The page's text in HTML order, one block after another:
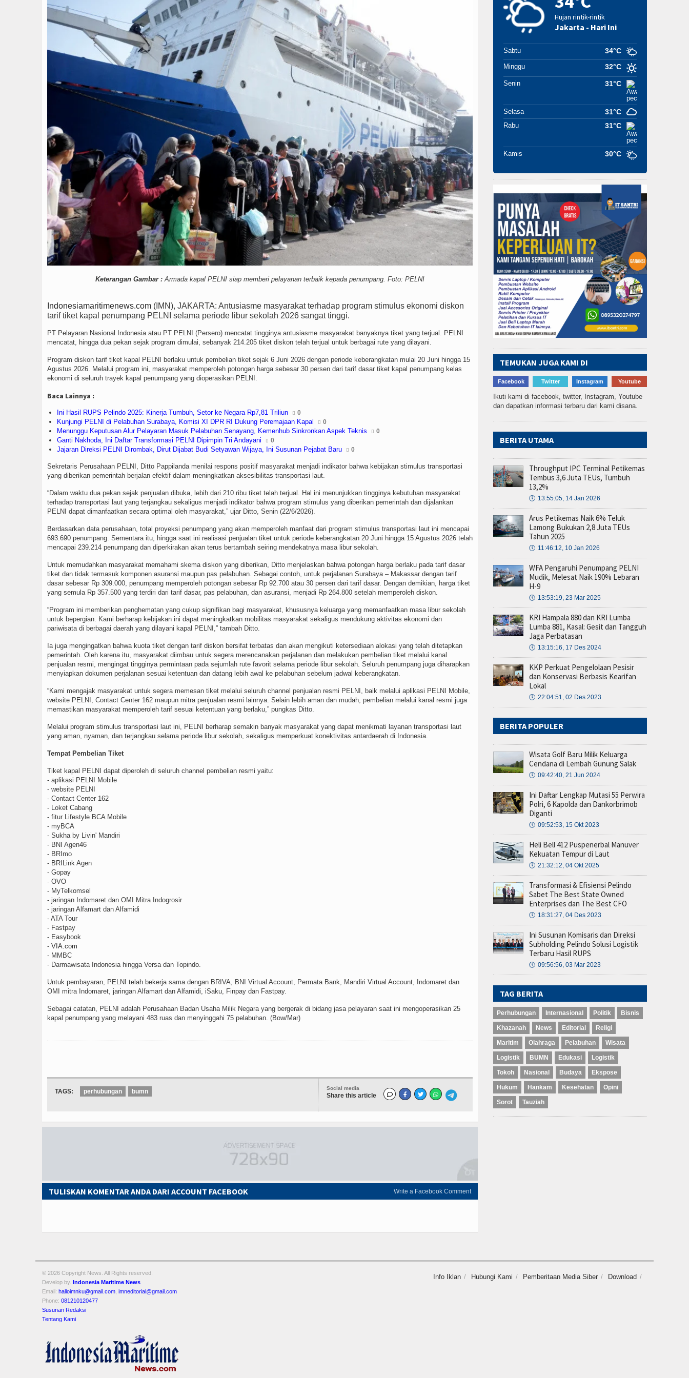
Keterangan Gambar : Armada kapal PELNI siap memberi pelayanan terbaik kepada penumpang. Foto: PELNI
Indonesiamaritimenews.com (IMN), JAKARTA: Antusiasme masyarakat terhadap program stimulus ekonomi diskon
tarif tiket kapal penumpang PELNI selama periode libur sekolah 2026 sangat tinggi.
PT Pelayaran Nasional Indonesia atau PT PELNI (Persero) mencatat tingginya antusiasme masyarakat banyaknya tiket yang terjual. PELNI
mencatat, hingga dua pekan sejak program dimulai, sebanyak 214.205 tiket diskon telah terjual untuk berbagai rute yang dilayani.
Program diskon tarif tiket kapal PELNI berlaku untuk pembelian tiket sejak 6 Juni 2026 dengan periode keberangkatan mulai 20 Juni hingga 15
Agustus 2026. Melalui program ini, masyarakat memperoleh potongan harga sebesar 30 persen dari tarif dasar tiket kapal penumpang kelas
ekonomi di seluruh trayek kapal penumpang yang dioperasikan PELNI.
Baca Lainnya :
Ini Hasil RUPS Pelindo 2025: Kinerja Tumbuh, Setor ke Negara Rp7,81 Triliun 0
Kunjungi PELNI di Pelabuhan Surabaya, Komisi XI DPR RI Dukung Peremajaan Kapal 0
Menunggu Keputusan Alur Pelayaran Masuk Pelabuhan Senayang, Kemenhub Sinkronkan Aspek Teknis 0
Ganti Nakhoda, Ini Daftar Transformasi PELNI Dipimpin Tri Andayani 0
Jajaran Direksi PELNI Dirombak, Dirut Dijabat Budi Setyawan Wijaya, Ini Susunan Pejabat Baru 0
Sekretaris Perusahaan PELNI, Ditto Pappilanda menilai respons positif masyarakat menjadi indikator bahwa kebijakan stimulus transportasi
yang diberikan pemerintah berjalan efektif dalam meningkatkan aksesibilitas transportasi laut.
“Dalam waktu dua pekan sejak penjualan dibuka, lebih dari 210 ribu tiket telah terjual. Hal ini menunjukkan tingginya kebutuhan masyarakat
terhadap transportasi laut yang terjangkau sekaligus menjadi indikator bahwa program stimulus yang diberikan pemerintah dan dijalankan
PELNI dapat dimanfaatkan secara optimal oleh masyarakat,” ujar Ditto, Senin (22/6/2026).
Berdasarkan data perusahaan, total proyeksi penumpang yang akan memperoleh manfaat dari program stimulus transportasi laut ini mencapai
693.690 penumpang. Sementara itu, hingga saat ini realisasi penjualan tiket untuk periode keberangkatan 20 Juni hingga 15 Agustus 2026 telah
mencapai 239.214 penumpang dan diperkirakan akan terus bertambah seiring mendekatnya masa libur sekolah.
Untuk memudahkan masyarakat memahami skema diskon yang diberikan, Ditto menjelaskan bahwa potongan harga berlaku pada tarif dasar
tiket dan tidak termasuk komponen asuransi maupun pas pelabuhan. Sebagai contoh, untuk perjalanan Surabaya – Makassar dengan tarif
dasar sebesar Rp 309.000, penumpang memperoleh potongan sebesar Rp 92.700 atau 30 persen dari tarif dasar. Dengan demikian, harga tiket
yang semula Rp 357.500 yang terdiri dari tarif dasar, pas pelabuhan, dan asuransi, menjadi Rp 264.800 setelah memperoleh diskon.
“Program ini memberikan penghematan yang cukup signifikan bagi masyarakat, khususnya keluarga yang memanfaatkan masa libur sekolah
untuk bepergian. Kami berharap kebijakan ini dapat meningkatkan mobilitas masyarakat sekaligus mendukung aktivitas ekonomi dan
pariwisata di berbagai daerah yang dilayani kapal PELNI,” tambah Ditto.
Ia juga mengingatkan bahwa kuota tiket dengan tarif diskon bersifat terbatas dan akan mengikuti ketersediaan alokasi yang telah ditetapkan
pemerintah. Oleh karena itu, masyarakat diimbau untuk segera merencanakan perjalanan dan melakukan pembelian tiket melalui kanal
penjualan resmi, mengingat tingginya permintaan pada sejumlah rute favorit selama periode libur sekolah. Seluruh penumpang juga diharapkan
menyiapkan dokumen perjalanan sesuai ketentuan dan datang lebih awal ke pelabuhan sebelum jadwal keberangkatan.
“Kami mengajak masyarakat untuk segera memesan tiket melalui seluruh channel penjualan resmi PELNI, baik melalui aplikasi PELNI Mobile,
website PELNI, Contact Center 162 maupun mitra penjualan resmi lainnya. Selain lebih aman dan mudah, pembelian melalui kanal resmi juga
memastikan masyarakat memperoleh tarif sesuai ketentuan yang berlaku,” pungkas Ditto.
Melalui program stimulus transportasi laut ini, PELNI berharap semakin banyak masyarakat yang dapat menikmati layanan transportasi laut
yang aman, nyaman, dan terjangkau selama periode libur sekolah, sekaligus memperkuat konektivitas antardaerah di Indonesia.
Tempat Pembelian Tiket
Tiket kapal PELNI dapat diperoleh di seluruh channel pembelian resmi yaitu:
- aplikasi PELNI Mobile
- website PELNI
- Contact Center 162
- Loket Cabang
- fitur Lifestyle BCA Mobile
- myBCA
- Sukha by Livin' Mandiri
- BNI Agen46
- BRImo
- BRILink Agen
- Gopay
- OVO
- MyTelkomsel
- jaringan Indomaret dan OMI Mitra Indogrosir
- jaringan Alfamart dan Alfamidi
- ATA Tour
- Fastpay
- Easybook
- VIA.com
- MMBC
- Darmawisata Indonesia hingga Versa dan Topindo.
Untuk pembayaran, PELNI telah bekerja sama dengan BRIVA, BNI Virtual Account, Permata Bank, Mandiri Virtual Account, Indomaret dan
OMI mitra Indomaret, jaringan Alfamart dan Alfamidi, iSaku, Finpay dan Fastpay.
Sebagai catatan, PELNI adalah Perusahaan Badan Usaha Milik Negara yang bergerak di bidang jasa pelayaran saat ini mengoperasikan 25
kapal penumpang yang melayani 483 ruas dan menyinggahi 75 pelabuhan. (Bow/Mar)
Social media
Share this article
TAGS: perhubungan bumn
Write a Facebook Comment
TULISKAN KOMENTAR ANDA DARI ACCOUNT FACEBOOK
Hujan rintik-rintik
Jakarta - Hari Ini
Sabtu 34°C
Minggu 32°C
Senin 31°C
Selasa 31°C
Rabu 31°C
Kamis 30°C
TEMUKAN JUGA KAMI DI
Facebook Twitter Instagram Youtube
Ikuti kami di facebook, twitter, Instagram, Youtube
dan dapatkan informasi terbaru dari kami disana.
BERITA UTAMA
Throughput IPC Terminal Petikemas
Tembus 3,6 Juta TEUs, Tumbuh
13,2%
🕔 13:55:05, 14 Jan 2026
Arus Petikemas Naik 6% Teluk
Lamong Bukukan 2,8 Juta TEUs
Tahun 2025
🕔 11:46:12, 10 Jan 2026
WFA Pengaruhi Penumpang PELNI
Mudik, Melesat Naik 190% Lebaran
H-9
🕔 13:53:19, 23 Mar 2025
KRI Hampala 880 dan KRI Lumba
Lumba 881, Kasal: Gesit dan Tangguh
Jaga Perbatasan
🕔 13:15:16, 17 Des 2024
KKP Perkuat Pengelolaan Pesisir
dan Konservasi Berbasis Kearifan
Lokal
🕔 22:04:51, 02 Des 2023
BERITA POPULER
Wisata Golf Baru Milik Keluarga
Cendana di Lembah Gunung Salak
🕔 09:42:40, 21 Jun 2024
Ini Daftar Lengkap Mutasi 55 Perwira
Polri, 6 Kapolda dan Dankorbrimob
Diganti
🕔 09:52:53, 15 Okt 2023
Heli Bell 412 Puspenerbal Manuver
Kekuatan Tempur di Laut
🕔 21:32:12, 04 Okt 2025
Transformasi & Efisiensi Pelindo
Sabet The Best State Owned
Enterprises dan The Best CFO
🕔 18:31:27, 04 Des 2023
Ini Susunan Komisaris dan Direksi
Subholding Pelindo Solusi Logistik
Terbaru Hasil RUPS
🕔 09:56:56, 03 Mar 2023
TAG BERITA
Perhubungan Internasional Politik Bisnis
Khazanah News Editorial Religi
Maritim Olahraga Pelabuhan Wisata
Logistik BUMN Edukasi Logistik
Tokoh Nasional Budaya Ekspose
Hukum Hankam Kesehatan Opini
Sorot Tauziah
Info Iklan Hubungi Kami Pemberitaan Media Siber Download
© 2026 Copyright News. All Rights reserved.
Develop by. Indonesia Maritime News
Email: halloimnku@gmail.com, imneditorial@gmail.com
Phone: 081210120477
Susunan Redaksi
Tentang Kami